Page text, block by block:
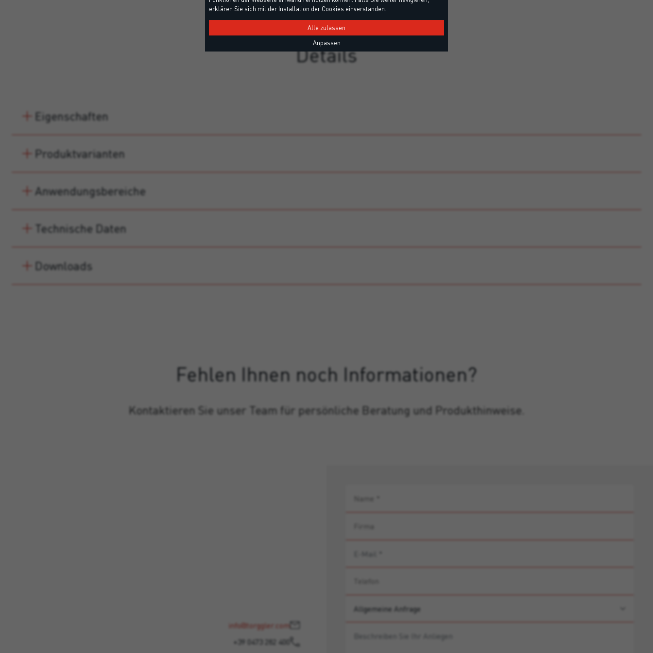
Details
Eigenschaften
Produktvarianten
Anwendungsbereiche
Technische Daten
Downloads
Fehlen Ihnen noch Informationen?
Kontaktieren Sie unser Team für persönliche Beratung und Produkthinweise.
info@torggler.com
+39 0473 282 400
erklären Sie sich mit der Installation der Cookies einverstanden.
Alle zulassen
Anpassen